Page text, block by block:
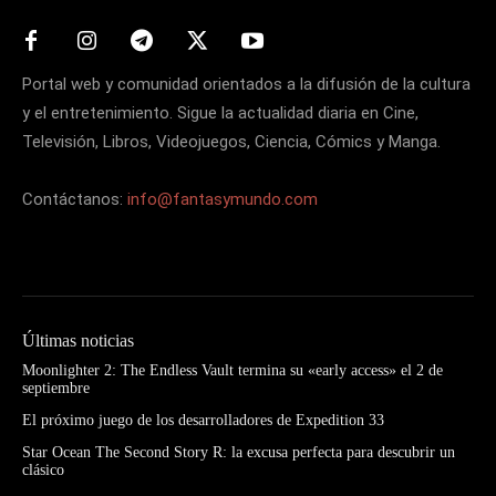
Portal web y comunidad orientados a la difusión de la cultura
y el entretenimiento. Sigue la actualidad diaria en Cine,
Televisión, Libros, Videojuegos, Ciencia, Cómics y Manga.
Contáctanos: info@fantasymundo.com
Últimas noticias
Moonlighter 2: The Endless Vault termina su «early access» el 2 de
septiembre
El próximo juego de los desarrolladores de Expedition 33
Star Ocean The Second Story R: la excusa perfecta para descubrir un
clásico